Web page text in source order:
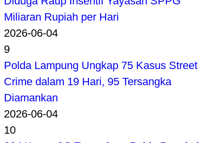
Miliaran Rupiah per Hari
2026-06-04
9
Polda Lampung Ungkap 75 Kasus Street
Crime dalam 19 Hari, 95 Tersangka
Diamankan
2026-06-04
10